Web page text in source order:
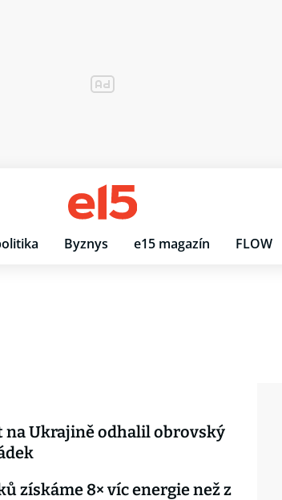
Byznys e15 magazín FLOW
na Ukrajině odhalil obrovský
získáme 8× víc energie než z